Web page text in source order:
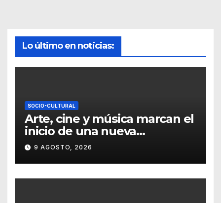
Lo último en noticias:
SOCIO-CULTURAL
Arte, cine y música marcan el
inicio de una nueva
temporada cultural en la UG
9 AGOSTO, 2026